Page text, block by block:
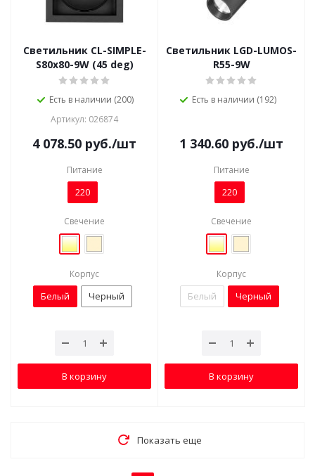
Светильник CL-SIMPLE-
S80x80-9W (45 deg)
Есть в наличии (200)
Артикул: 026874
4 078.50 руб./шт
Питание
220
Свечение
Корпус
Белый Черный
В корзину
Светильник LGD-LUMOS-
R55-9W
Есть в наличии (192)
1 340.60 руб./шт
Питание
220
Свечение
Корпус
Белый Черный
В корзину
Показать еще